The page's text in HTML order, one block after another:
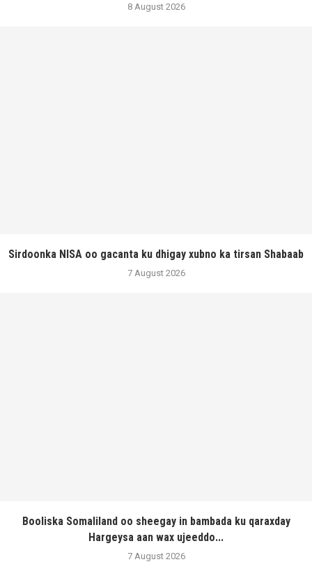
8 August 2026
Sirdoonka NISA oo gacanta ku dhigay xubno ka tirsan Shabaab
7 August 2026
Booliska Somaliland oo sheegay in bambada ku qaraxday
Hargeysa aan wax ujeeddo...
7 August 2026